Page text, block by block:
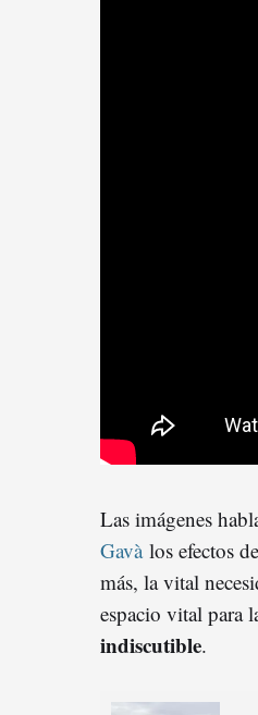
Las imágenes
Gavàlos efectos
más, la vital
espacio vital para
indiscutible.